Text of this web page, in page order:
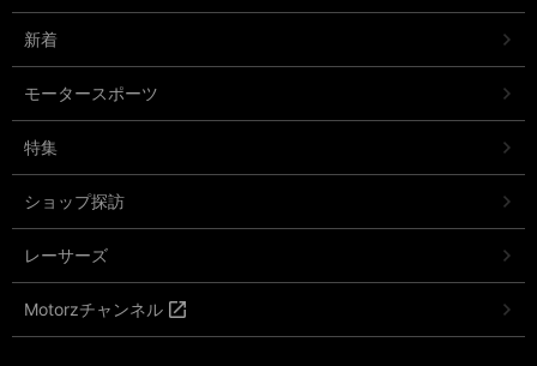
新着
モータースポーツ
特集
ショップ探訪
レーサーズ
Motorzチャンネル